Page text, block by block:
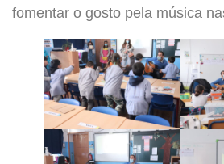
fomentar o gosto pela música